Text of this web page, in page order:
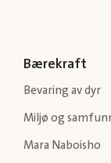
Bærekraft
Bevaring av dyr
Miljø og
Mara Naboisho